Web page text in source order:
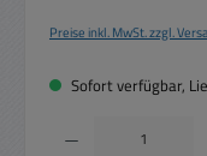
Preise inkl. MwSt. zzgl.
Sofort verfügbar,
Produkt Anzahl: Gib den